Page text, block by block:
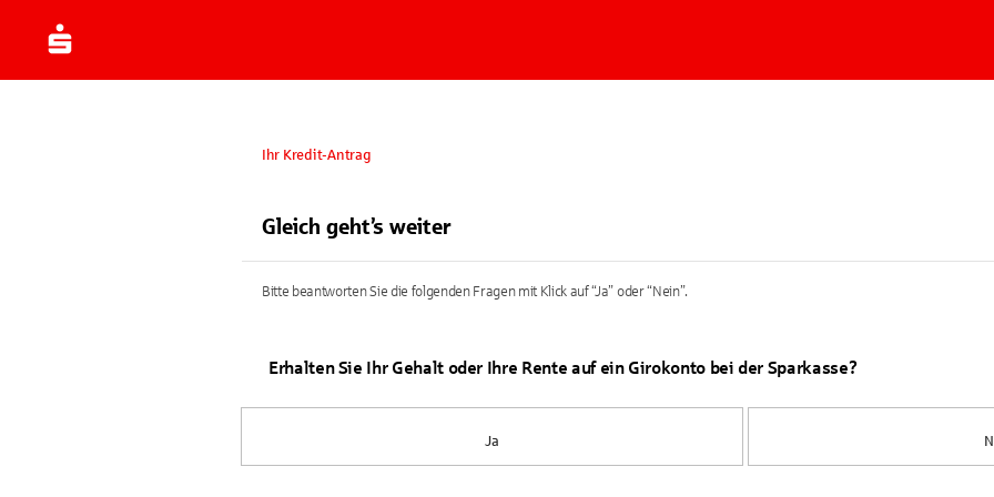
Ihr Kredit-Antrag
Gleich geht’s weiter
Bitte beantworten Sie die folgenden Fragen mit Klick auf “Ja” oder “Nein”.
Erhalten Sie Ihr Gehalt oder Ihre Rente auf ein Girokonto bei der Sparkasse?
Ja